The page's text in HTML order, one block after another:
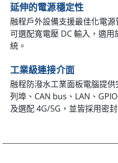
延伸的電源穩定性
融程戶外設備支援最佳化電
可選配寬電壓 DC 輸入，適
統。
工業級連接介面
融程防潑水工業面板電腦提
列埠、CAN bus、LAN、
及選配 4G/5G，並皆採用密